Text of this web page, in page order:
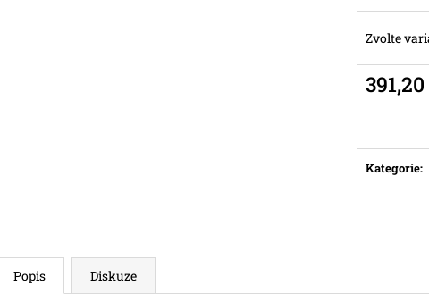
Zvolte
Kategorie:
Popis Diskuze